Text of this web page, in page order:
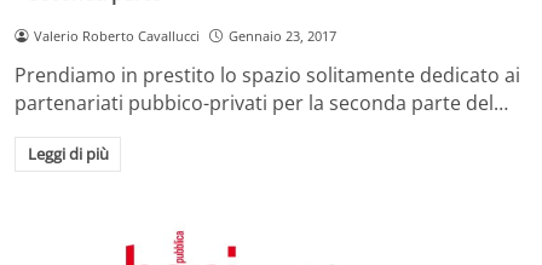
Valerio Roberto Cavallucci Gennaio 23, 2017
Prendiamo in prestito lo spazio solitamente dedicato ai
partenariati pubbico-privati per la seconda parte del…
Leggi di più